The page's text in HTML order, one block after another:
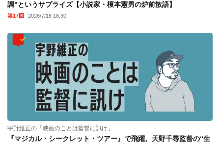
調”というサプライズ【小説家・榎本憲男の炉前散語】
第17回 2026/7/18 18:30
宇野維正の「映画のことは監督に訊け」
『マジカル・シークレット・ツアー』で飛躍。天野千尋監督の“生